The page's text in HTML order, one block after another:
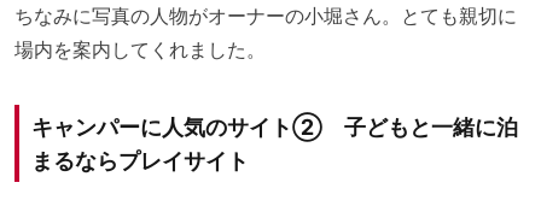
ちなみに写真の人物がオーナーの小堀さん。とても親切に
場内を案内してくれました。
キャンパーに人気のサイト② 子どもと一緒に泊
まるならプレイサイト